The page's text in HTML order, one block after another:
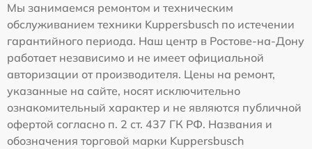
Мы занимаемся ремонтом и техническим
обслуживанием техники Kuppersbusch по истечении
гарантийного периода. Наш центр в Ростове-на-Дону
работает независимо и не имеет официальной
авторизации от производителя. Цены на ремонт,
указанные на сайте, носят исключительно
ознакомительный характер и не являются публичной
офертой согласно п. 2 ст. 437 ГК РФ. Названия и
обозначения торговой марки Kuppersbusch